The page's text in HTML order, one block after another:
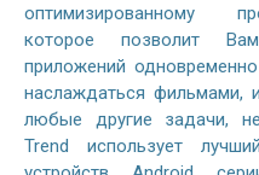
оптимизированному
которое позволит
приложений
наслаждаться фильмами,
любые другие задачи,
Trend использует